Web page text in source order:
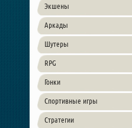
Экшены
Аркады
Шутеры
RPG
Гонки
Спортивные игры
Стратегии